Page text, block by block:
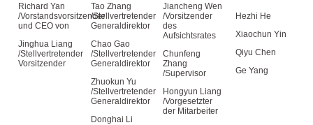
Richard Yan
/Vorstandsvorsitzender
und CEO von
Jinghua Liang
/Stellvertretender
Vorsitzender
Tao Zhang
/Stellvertretender
Generaldirektor
Chao Gao
/Stellvertretender
Generaldirektor
Zhuokun Yu
/Stellvertretender
Generaldirektor
Donghai Li
Jiancheng Wen
/Vorsitzender
des
Aufsichtsrates
Chunfeng
Zhang
/Supervisor
Hongyun Liang
/Vorgesetzter
der Mitarbeiter
Hezhi He
Xiaochun Yin
Qiyu Chen
Ge Yang